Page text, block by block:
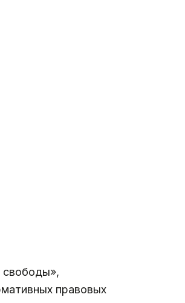
свободы»,
правовых